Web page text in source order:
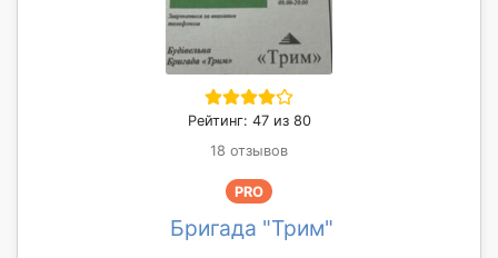
Рейтинг: 47 из 80
18 отзывов
PRO
Бригада "Трим"